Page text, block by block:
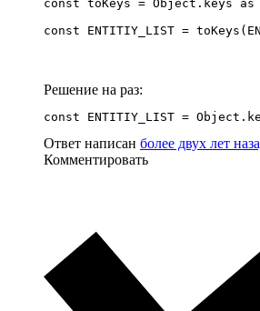
const toKeys = Object.keys
const ENTITIY_LIST =
Решение на раз:
const ENTITIY_LIST =
Ответ написан более двух лет
Комментировать